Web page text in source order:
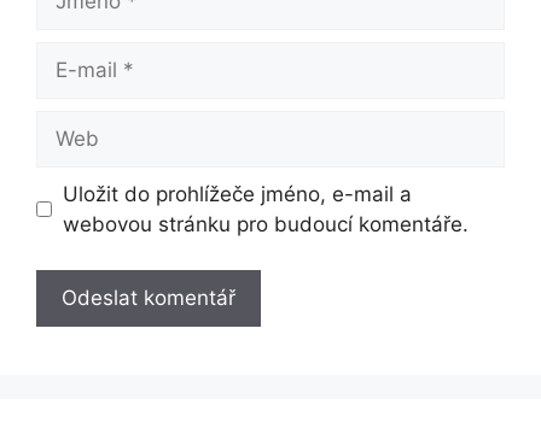
mail
Uložit do prohlížeče jméno, e-mail a
webovou stránku pro budoucí komentáře.